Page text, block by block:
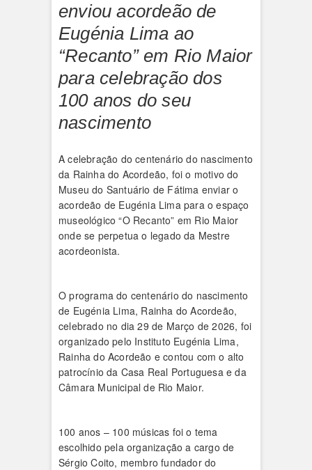
enviou acordeão de
Eugénia Lima ao
“Recanto” em Rio Maior
para celebração dos
100 anos do seu
nascimento
A celebração do centenário do nascimento
da Rainha do Acordeão, foi o motivo do
Museu do Santuário de Fátima enviar o
acordeão de Eugénia Lima para o espaço
museológico “O Recanto” em Rio Maior
onde se perpetua o legado da Mestre
acordeonista.
O programa do centenário do nascimento
de Eugénia Lima, Rainha do Acordeão,
celebrado no dia 29 de Março de 2026, foi
organizado pelo Instituto Eugénia Lima,
Rainha do Acordeão e contou com o alto
patrocínio da Casa Real Portuguesa e da
Câmara Municipal de Rio Maior.
100 anos – 100 músicas foi o tema
escolhido pela organização a cargo de
Sérgio Coito, membro fundador do